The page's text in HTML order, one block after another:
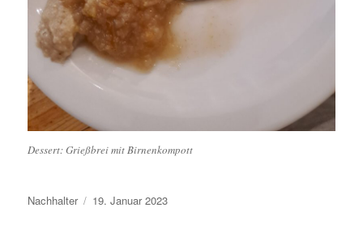
Dessert: Grießbrei mit Birnenkompott
Autor
Nachhalter
Veröffentlicht
19. Januar 2023